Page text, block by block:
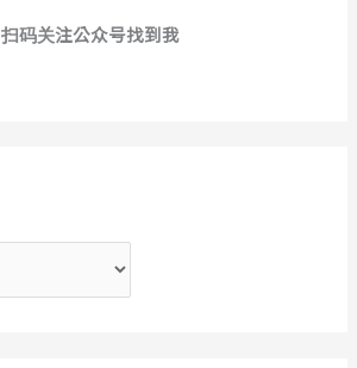
扫码关注公众号找到我